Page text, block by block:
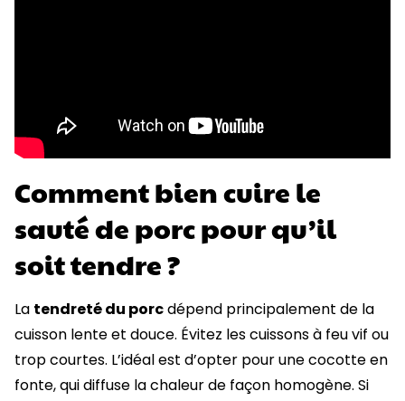
Comment bien cuire le
sauté de porc pour qu’il
soit tendre ?
La tendreté du porcdépend principalement de la
cuisson lente et douce. Évitez les cuissons à feu vif ou
trop courtes. L’idéal est d’opter pour une cocotte en
fonte, qui diffuse la chaleur de façon homogène. Si